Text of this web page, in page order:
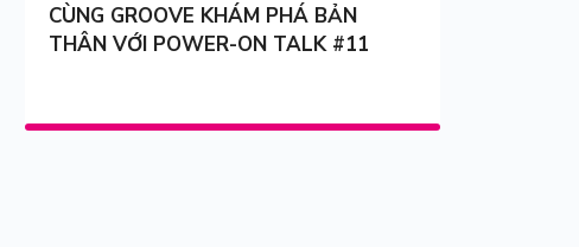
CÙNG GROOVE KHÁM PHÁ BẢN
THÂN VỚI POWER-ON TALK #11